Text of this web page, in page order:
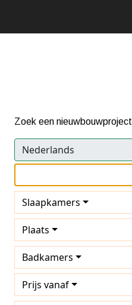
Zoek een nieuwbouwproject
Slaapkamers
Plaats
Badkamers
Prijs vanaf